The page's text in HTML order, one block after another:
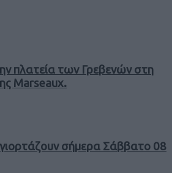
πλατεία των Γρεβενών στη
Marseaux.
γιορτάζουν σήμερα Σάββατο 08